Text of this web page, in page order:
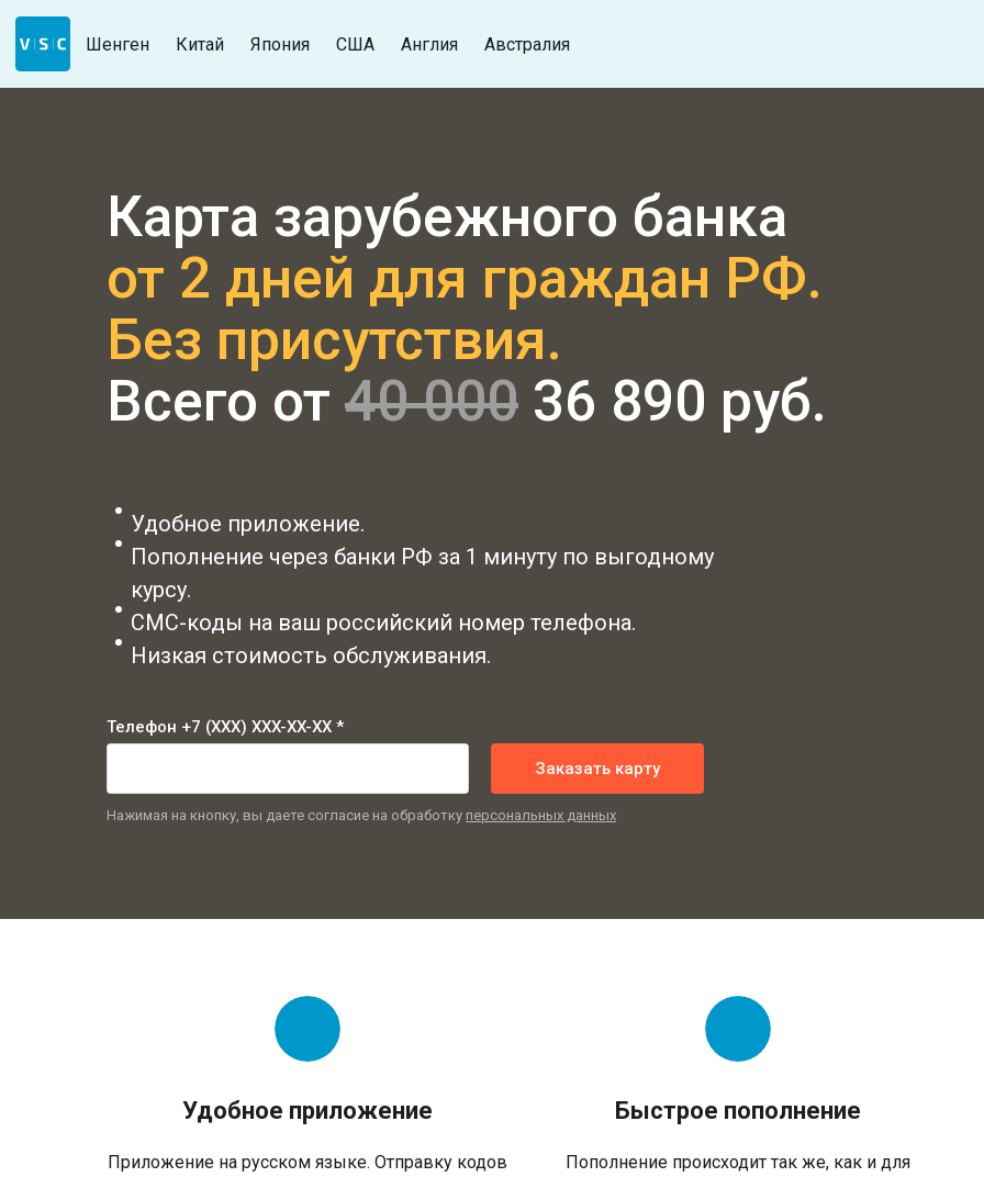
Шенген Китай Япония США Англия Австралия
Карта зарубежного банка
от 2 дней для граждан РФ.
Без присутствия.
Всего от 40 000 36 890 руб.
Удобное приложение.
Пополнение через банки РФ за 1 минуту по выгодному
курсу.
СМС-коды на ваш российский номер телефона.
Низкая стоимость обслуживания.
Телефон +7 (XXX) XXX-XX-XX *
Заказать карту
Нажимая на кнопку, вы даете согласие на обработку персональных данных
Удобное приложение
Приложение на русском языке. Отправку кодов
Быстрое пополнение
Пополнение происходит так же, как и для